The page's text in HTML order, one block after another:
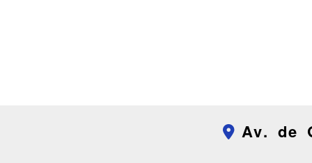
Av. de